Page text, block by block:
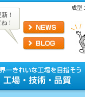
成型
！
！